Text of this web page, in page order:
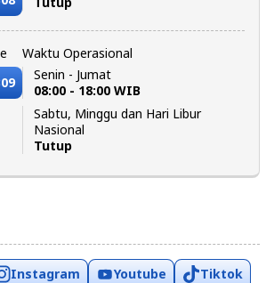
Waktu Operasional
Senin - Jumat
08:00 - 18:00 WIB
Sabtu, Minggu dan Hari Libur
Nasional
Tutup
Instagram Youtube
Tiktok